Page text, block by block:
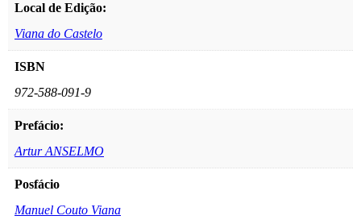
Local de Edição:
Viana do Castelo
ISBN
972-588-091-9
Prefácio:
Artur ANSELMO
Posfácio
Manuel Couto Viana